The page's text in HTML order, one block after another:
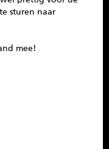
sturen naar
mee!